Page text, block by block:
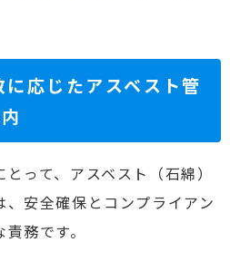
応じたアスベスト管
って、アスベスト（石綿）
、安全確保とコンプライアン
務です。